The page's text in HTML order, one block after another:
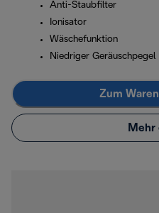
Anti-Staubfilter
Ionisator
Wäschefunktion
Niedriger Geräuschpegel
Zum
Mehr